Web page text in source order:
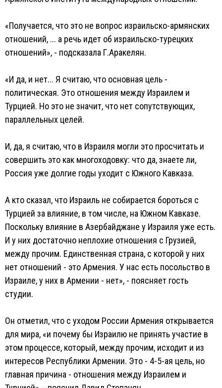
«Получается, что это не вопрос израильско-армянских
отношений, ... а речь идет об израильско-турецких
отношений», - подсказала Г.Аракелян.
«И да, и нет... Я считаю, что основная цель -
политическая. Это отношения между Израилем и
Турцией. Но это не значит, что нет сопутствующих,
параллельных целей.
И, да, я считаю, что в Израиля могли это просчитать и
совершить это как многоходовку: что да, знаете ли,
Россия уже долгие годы уходит с Южного Кавказа.
А кто сказал, что Израиль не собирается бороться с
Турцией за влияние, в том числе, на Южном Кавказе.
Поскольку влияние в Азербайджане у Израиля уже есть.
И у них достаточно неплохие отношения с Грузией,
между прочим. Единственная страна, с которой у них
нет отношений - это Армения. У нас есть посольство в
Израиле, у них в Армении - нет», - поясняет гость
студии.
Он отметил, что с уходом России Армения открывается
для мира, «и почему бы Израилю не принять участие в
этом процессе, который, между прочим, исходит и из
интересов Республики Армении. Это - 4-5-ая цель, но
главная причина - отношения между Израилем и